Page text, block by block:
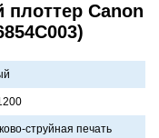
плоттер Canon
струйнaя печaть